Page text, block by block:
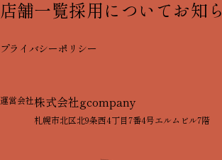
店舗一覧採用について お知
プライバシーポリシー
運営会社株式会社gcompany
札幌市北区北9条西4丁目7番4号エルムビル7階